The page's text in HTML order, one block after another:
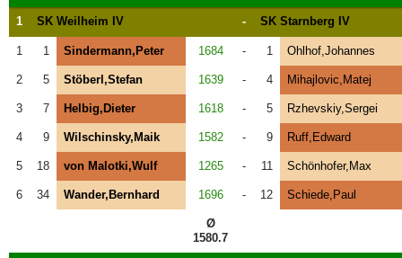
1 SK Weilheim IV - SK Starnberg IV
1 1 Sindermann,Peter 1684 - 1 Ohlhof,Johannes
2 5 Stöberl,Stefan 1639 - 4 Mihajlovic,Matej
3 7 Helbig,Dieter 1618 - 5 Rzhevskiy,Sergei
4 9 Wilschinsky,Maik 1582 - 9 Ruff,Edward
5 18 von Malotki,Wulf 1265 - 11 Schönhofer,Max
6 34 Wander,Bernhard 1696 - 12 Schiede,Paul
Ø
1580.7